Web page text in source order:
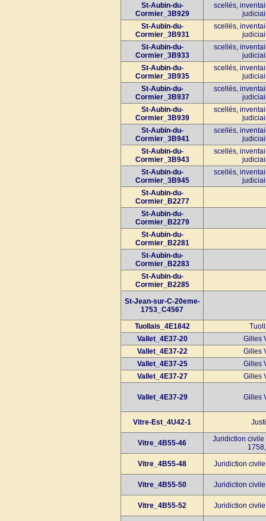
St-Aubin-du-
Cormier_3B929
scellés,
St-Aubin-du-
Cormier_3B931
scellés,
St-Aubin-du-
Cormier_3B933
scellés,
St-Aubin-du-
Cormier_3B935
scellés,
St-Aubin-du-
Cormier_3B937
scellés,
St-Aubin-du-
Cormier_3B939
scellés,
St-Aubin-du-
Cormier_3B941
scellés,
St-Aubin-du-
Cormier_3B943
scellés,
St-Aubin-du-
Cormier_3B945
scellés,
St-Aubin-du-
Cormier_B2277
St-Aubin-du-
Cormier_B2279
St-Aubin-du-
Cormier_B2281
St-Aubin-du-
Cormier_B2283
St-Aubin-du-
Cormier_B2285
St-Jean-sur-C-20eme-
1753_C4567
Tuollais_4E1842
Vallet_4E37-20
Gilles
Vallet_4E37-22
Gilles
Vallet_4E37-25
Gilles
Vallet_4E37-27
Gilles
Vallet_4E37-29 Gilles
Vitre-Est_4U42-1
Vitre_4B55-46
Juridiction
Vitre_4B55-48
Juridiction
Vitre_4B55-50 Juridiction
Vitre_4B55-52 Juridiction